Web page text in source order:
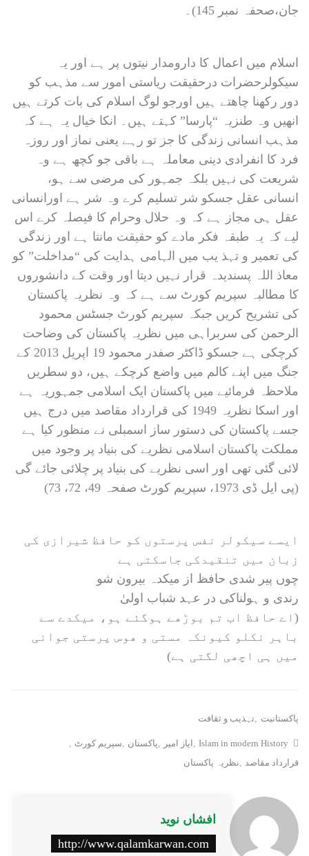
جان،صحفہ نمبر 145)۔
اسلام میں اعمال کا دارومدار نیتوں پر ہے اور یہ
سیکولرحضرات درحقیقت ریاستی امور سے مذہب کو
دور رکھنا چاھتے ہیں اورجو لوگ اسلام کی بات کرتے ہیں
انھیں وہ طنزیہ “پارسا” کہتے ہیں۔ انکا خیال یہ ہے کہ
مذہب انسانی زندگی کا جز تو رہے یعنی نماز اور روزہ
فرد کا انفرادی دینی معاملہ ہے باقی جو کچھ ہے وہ
شریعت کی نہیں بلکہ جمہور کی مرضی سے ہو،
انسانی عقل جسکو شر تسلیم کرے وہ شر ہے اورانسانی
عقل ہی مجاز ہے کہ وہ حلال وحرام کا فیصلہ کرے اس
لیے کہ یہ طبقہ فکر مادے کو حقیقت مانتا ہے اور زندگی
کی تعمیر و تہذ یب میں الہامی ہدایت کی “مداخلت” کو
معاذ اللہ پسندیدہ قرار نہیں دیتا اور وقت کے دانشوروں
کا مطالبہ سپریم کورٹ سے ہے کہ وہ نظریہ پاکستان
کی تشریح کریں جبکہ سپریم کورٹ جسٹس محمود
الرحمن کی سربراہی میں نظریہ پاکستان کی وضاحت
کرچکی ہے جسکو ڈاکٹر صفدر محمود 19 اپریل 2013 کے
جنگ میں اپنے کالم میں واضع کرچکے ہیں، دو سطریں
ملاحظہ فرمائیے میں پاکستان ایک اسلامی جمہوریہ ہے
اور اسکا نظریہ 1949 کی قرارداد مقاصد میں درج ہیں
جسے پاکستان کی دستور ساز اسمبلی نے منظور کیا ہے
مملکت پاکستان اسلامی نظریے کی بنیاد پر وجود میں
لائی گئی تھی اور اسی نظریے کی بنیاد پر چلائی جائے گی
(پی ایل ڈی 1973، سپریم کورٹ صفحہ 49، 72، 73)
ایسے سیکولر نفس پرستوں کو حافظ شیرازی کی
زبان میں تنقیدکی جاسکتی ہے
چوں پیر شدی حافظ از میکدہ بیرون شو
رندی و ہولناکی در عہد شباب اولیٰ
(اے حافظ اب تم بوڑھے ہوگئے ہو، میکدے سے
باہر نکلو کیونکہ مستی و ھوس پرستی جوانی
میں ہی اچھی لگتی ہے)
پاکستانیت ,تہذیب و ثقافت
Islam in modern History
, ایاز امیر ,پاکستان ,سپریم کورٹ ,
قرارداد مقاصد ,نظریہ پاکستان
افشاں نوید
http://www.qalamkarwan.com